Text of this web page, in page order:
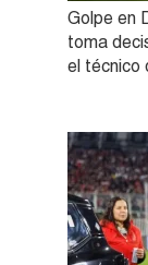
Golpe en
toma
el técnico